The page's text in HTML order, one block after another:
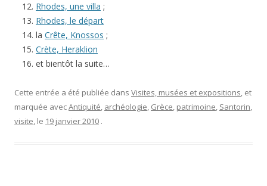
Rhodes, une villa ;
Rhodes, le départ
la Crête, Knossos ;
Crète, Heraklion
et bientôt la suite…
Cette entrée a été publiée dans Visites, musées et expositions, et
marquée avecAntiquité, archéologie, Grèce, patrimoine, Santorin,
visite, le 19 janvier 2010 .